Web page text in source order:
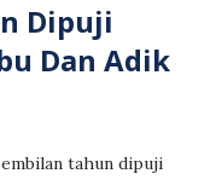
Dipuji
Dan Adik
tahun dipuji